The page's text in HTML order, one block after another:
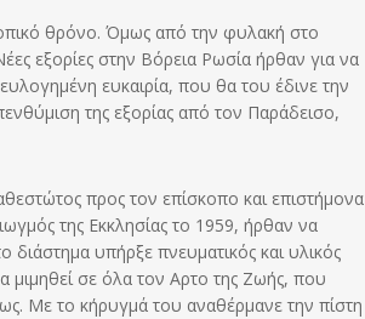
θρόνο. Όμως από την φυλακή στο
εξορίες στην Βόρεια Ρωσία ήρθαν για να
ευκαιρία, που θα του έδινε την
της εξορίας από τον Παράδεισο,
προς τον επίσκοπο και επιστήμονα
της Εκκλησίας το 1959, ήρθαν να
υπήρξε πνευματικός και υλικός
μιμηθεί σε όλα τον Αρτο της Ζωής, που
Με το κήρυγμά του αναθέρμανε την πίστη